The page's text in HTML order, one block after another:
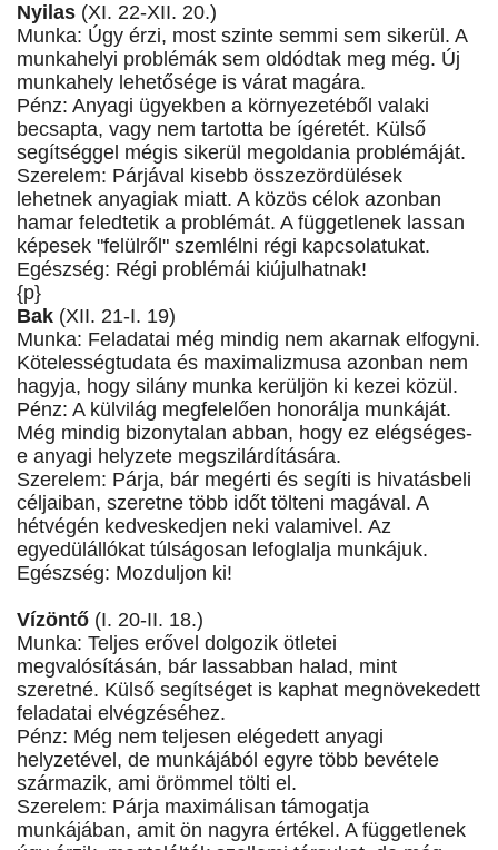
Nyilas (XI. 22-XII. 20.)
Munka: Úgy érzi, most szinte semmi sem sikerül. A
munkahelyi problémák sem oldódtak meg még. Új
munkahely lehetősége is várat magára.
Pénz: Anyagi ügyekben a környezetéből valaki
becsapta, vagy nem tartotta be ígéretét. Külső
segítséggel mégis sikerül megoldania problémáját.
Szerelem: Párjával kisebb összezördülések
lehetnek anyagiak miatt. A közös célok azonban
hamar feledtetik a problémát. A függetlenek lassan
képesek "felülről" szemlélni régi kapcsolatukat.
Egészség: Régi problémái kiújulhatnak!
{p}
Bak (XII. 21-I. 19)
Munka: Feladatai még mindig nem akarnak elfogyni.
Kötelességtudata és maximalizmusa azonban nem
hagyja, hogy silány munka kerüljön ki kezei közül.
Pénz: A külvilág megfelelően honorálja munkáját.
Még mindig bizonytalan abban, hogy ez elégséges-
e anyagi helyzete megszilárdítására.
Szerelem: Párja, bár megérti és segíti is hivatásbeli
céljaiban, szeretne több időt tölteni magával. A
hétvégén kedveskedjen neki valamivel. Az
egyedülállókat túlságosan lefoglalja munkájuk.
Egészség: Mozduljon ki!
Vízöntő (I. 20-II. 18.)
Munka: Teljes erővel dolgozik ötletei
megvalósításán, bár lassabban halad, mint
szeretné. Külső segítséget is kaphat megnövekedett
feladatai elvégzéséhez.
Pénz: Még nem teljesen elégedett anyagi
helyzetével, de munkájából egyre több bevétele
származik, ami örömmel tölti el.
Szerelem: Párja maximálisan támogatja
munkájában, amit ön nagyra értékel. A függetlenek